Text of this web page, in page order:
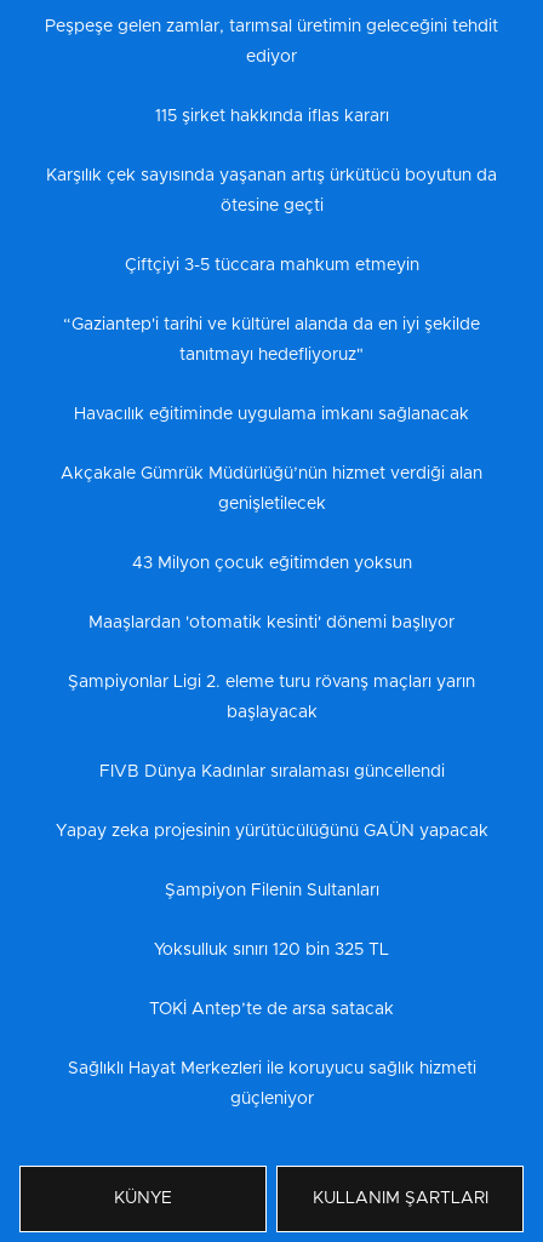
Peşpeşe gelen zamlar, tarımsal üretimin geleceğini tehdit
ediyor
115 şirket hakkında iflas kararı
Karşılık çek sayısında yaşanan artış ürkütücü boyutun da
ötesine geçti
Çiftçiyi 3-5 tüccara mahkum etmeyin
“Gaziantep'i tarihi ve kültürel alanda da en iyi şekilde
tanıtmayı hedefliyoruz"
Havacılık eğitiminde uygulama imkanı sağlanacak
Akçakale Gümrük Müdürlüğü’nün hizmet verdiği alan
genişletilecek
43 Milyon çocuk eğitimden yoksun
Maaşlardan 'otomatik kesinti' dönemi başlıyor
Şampiyonlar Ligi 2. eleme turu rövanş maçları yarın
başlayacak
FIVB Dünya Kadınlar sıralaması güncellendi
Yapay zeka projesinin yürütücülüğünü GAÜN yapacak
Şampiyon Filenin Sultanları
Yoksulluk sınırı 120 bin 325 TL
TOKİ Antep’te de arsa satacak
Sağlıklı Hayat Merkezleri ile koruyucu sağlık hizmeti
güçleniyor
KÜNYE KULLANIM ŞARTLARI